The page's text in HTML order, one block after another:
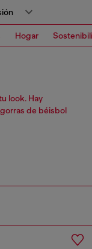
Hogar
look. Hay
de béisbol